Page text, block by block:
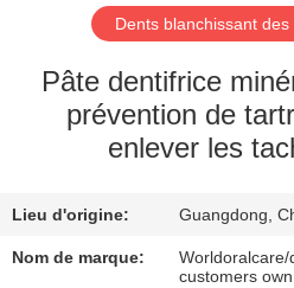
NOUS
CONTRÔLE
Dents blanchissant
Pâte dentifrice
prévention de
enlever les
Lieu d'origine: Guangdong,
Nom de marque:
customers